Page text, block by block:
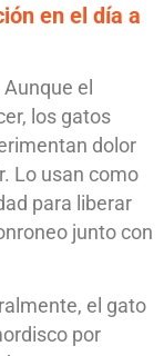
en el día a
el
los gatos
dolor
Lo usan como
para liberar
junto con
el gato
por